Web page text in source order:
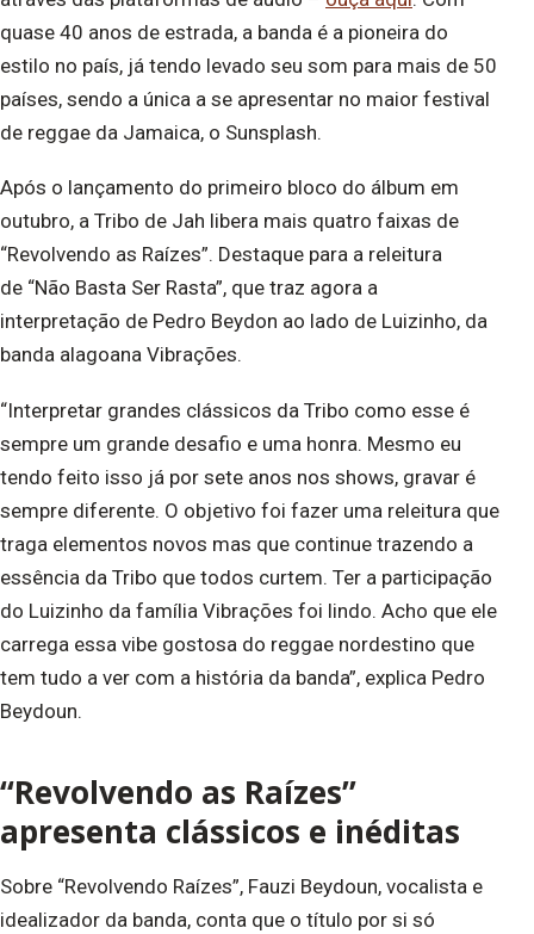
quase 40 anos de estrada, a banda é a pioneira do
estilo no país, já tendo levado seu som para mais de 50
países, sendo a única a se apresentar no maior festival
de reggae da Jamaica, o Sunsplash.
Após o lançamento do primeiro bloco do álbum em
outubro, a Tribo de Jah libera mais quatro faixas de
“Revolvendo as Raízes”. Destaque para a releitura
de “Não Basta Ser Rasta”, que traz agora a
interpretação de Pedro Beydon ao lado de Luizinho, da
banda alagoana Vibrações.
“Interpretar grandes clássicos da Tribo como esse é
sempre um grande desafio e uma honra. Mesmo eu
tendo feito isso já por sete anos nos shows, gravar é
sempre diferente. O objetivo foi fazer uma releitura que
traga elementos novos mas que continue trazendo a
essência da Tribo que todos curtem. Ter a participação
do Luizinho da família Vibrações foi lindo. Acho que ele
carrega essa vibe gostosa do reggae nordestino que
tem tudo a ver com a história da banda”, explica Pedro
Beydoun.
“Revolvendo as Raízes”
apresenta clássicos e inéditas
Sobre “Revolvendo Raízes”, Fauzi Beydoun, vocalista e
idealizador da banda, conta que o título por si só